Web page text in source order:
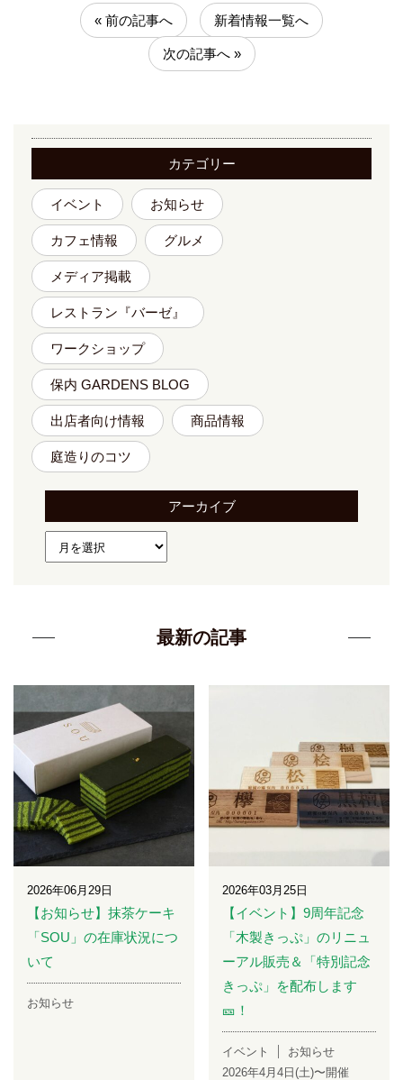
« 前の記事へ 新着情報一覧へ
次の記事へ »
カテゴリー
イベント お知らせ
カフェ情報 グルメ
メディア掲載
レストラン『バーゼ』
ワークショップ
保内 GARDENS BLOG
出店者向け情報 商品情報
庭造りのコツ
アーカイブ
最新の記事
2026年06月29日
【お知らせ】抹茶ケーキ
「SOU」の在庫状況につ
いて
お知らせ
2026年03月25日
【イベント】9周年記念
「木製きっぷ」のリニュ
ーアル販売＆「特別記念
きっぷ」を配布します
🎫！
イベント
お知らせ
2026年4月4日(土)〜開催